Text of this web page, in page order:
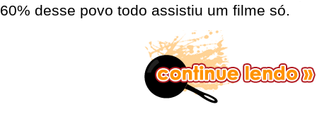
60% desse povo todo assistiu um filme só.